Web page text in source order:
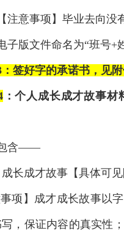
【注意事项】毕业去向
子版文件命名为“班号+
：签好字的承诺书 ，见
：个人成长成才故事材
含——
成长成才故事【具体可见
项】成才成长故事以
，保证内容的真实性